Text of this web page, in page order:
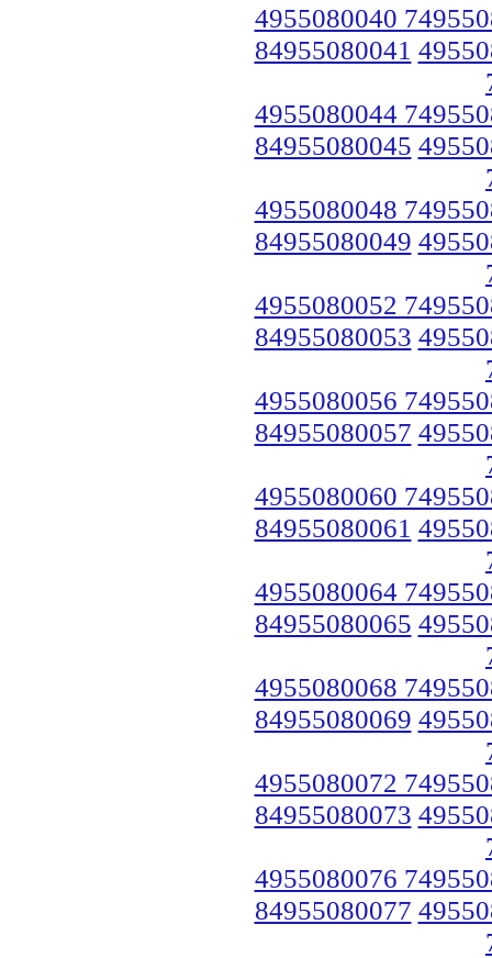
4955080040
84955080041
4955080044
84955080045
4955080048
84955080049
4955080052
84955080053
4955080056
84955080057
4955080060
84955080061
4955080064
84955080065
4955080068
84955080069
4955080072
84955080073
4955080076
84955080077